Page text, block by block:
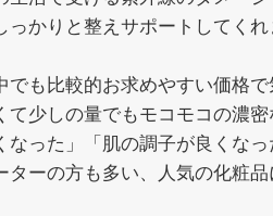
かりと整えサポートしてくれ
でも比較的お求めやすい価格
て少しの量でもモコモコの濃密
なった」「肌の調子が良くな
ーの方も多い、人気の化粧品